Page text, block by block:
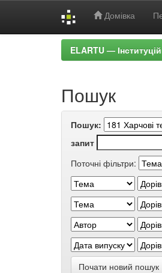
Домівка
ELARTU —
Пошук
Пошук:
запит
Поточні фільтри:
Почати новий пошук